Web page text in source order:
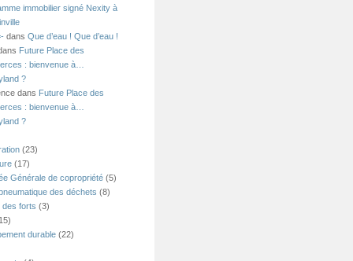
immobilier signé Nexity à
dansQue d’eau ! Que d’eau !
Future Place des
: bienvenue à…
?
dans Future Place des
: bienvenue à…
?
(23)
(17)
Générale de copropriété (5)
des déchets (8)
des forts (3)
durable (22)